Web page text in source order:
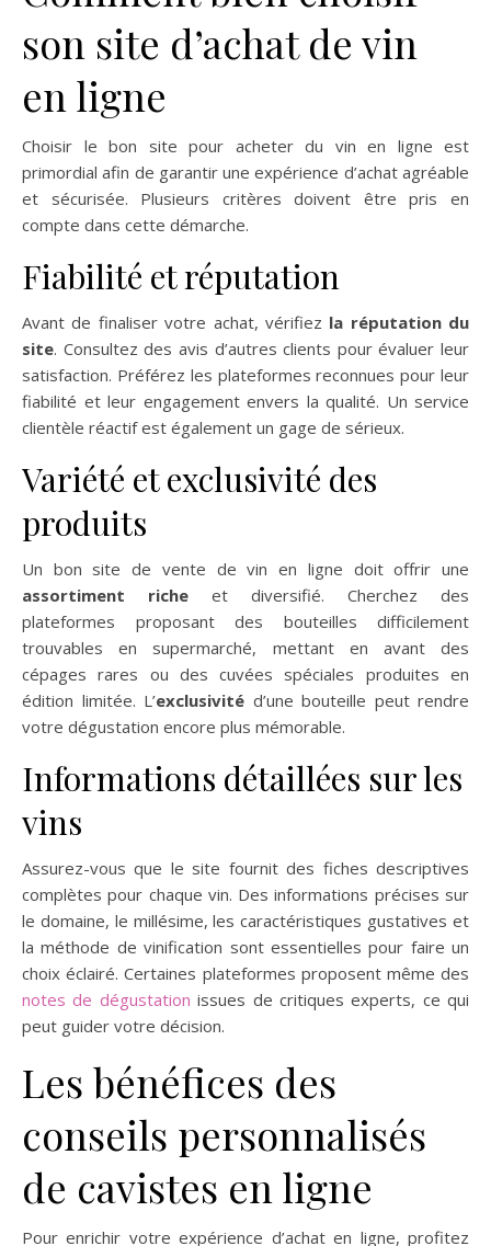
son site d’achat de vin
en ligne
Choisir le bon site pour acheter du vin en ligne est
primordial afin de garantir une expérience d’achat agréable
et sécurisée. Plusieurs critères doivent être pris en
compte dans cette démarche.
Fiabilité et réputation
Avant de finaliser votre achat, vérifiez la réputation du
site. Consultez des avis d’autres clients pour évaluer leur
satisfaction. Préférez les plateformes reconnues pour leur
fiabilité et leur engagement envers la qualité. Un service
clientèle réactif est également un gage de sérieux.
Variété et exclusivité des
produits
Un bon site de vente de vin en ligne doit offrir une
assortiment riche et diversifié. Cherchez des
plateformes proposant des bouteilles difficilement
trouvables en supermarché, mettant en avant des
cépages rares ou des cuvées spéciales produites en
édition limitée. L’exclusivité d’une bouteille peut rendre
votre dégustation encore plus mémorable.
Informations détaillées sur les
vins
Assurez-vous que le site fournit des fiches descriptives
complètes pour chaque vin. Des informations précises sur
le domaine, le millésime, les caractéristiques gustatives et
la méthode de vinification sont essentielles pour faire un
choix éclairé. Certaines plateformes proposent même des
notes de dégustation issues de critiques experts, ce qui
peut guider votre décision.
Les bénéfices des
conseils personnalisés
de cavistes en ligne
Pour enrichir votre expérience d’achat en ligne, profitez